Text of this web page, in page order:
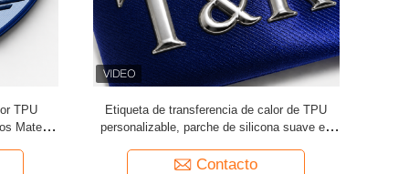
TPU
Material
Etiqueta de transferencia de calor de TPU
personalizable, parche de silicona suave en
abrigos, material duradero y ecológico
Contacto